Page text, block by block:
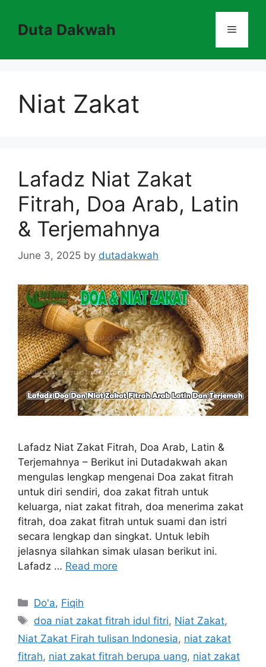
contentDuta Dakwah Menu
Niat Zakat
Lafadz Niat Zakat
Fitrah, Doa Arab, Latin
& Terjemahnya
June 3, 2025 by dutadakwah
Lafadz Niat Zakat Fitrah, Doa Arab, Latin &
Terjemahnya – Berikut ini Dutadakwah akan
mengulas lengkap mengenai Doa zakat fitrah
untuk diri sendiri, doa zakat fitrah untuk
keluarga, niat zakat fitrah, doa menerima zakat
fitrah, doa zakat fitrah untuk suami dan istri
secara lengkap dan singkat. Untuk lebih
jelasnya silahkan simak ulasan berikut ini.
Lafadz … Read more
Categories
Do'a, Fiqih
Tags
doa niat zakat fitrah idul fitri, Niat Zakat,
Niat Zakat Firah tulisan Indonesia, niat zakat
fitrah, niat zakat fitrah berupa uang, niat zakat